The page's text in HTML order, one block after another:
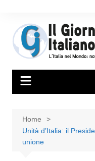
Home
Unità d’Italia: il
unione